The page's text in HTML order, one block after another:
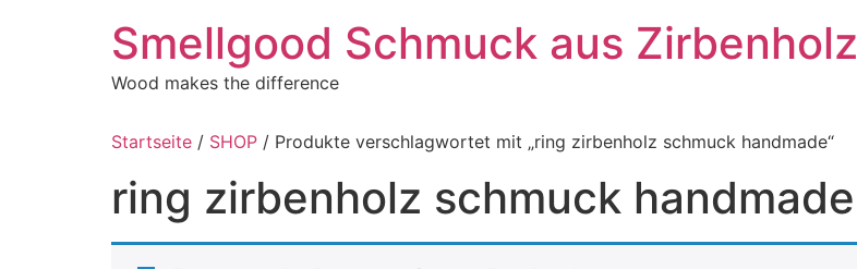
Smellgood Schmuck aus Zirbenholz
Wood makes the difference
Startseite / SHOP / Produkte verschlagwortet mit „ring zirbenholz schmuck handmade“
ring zirbenholz schmuck handmade